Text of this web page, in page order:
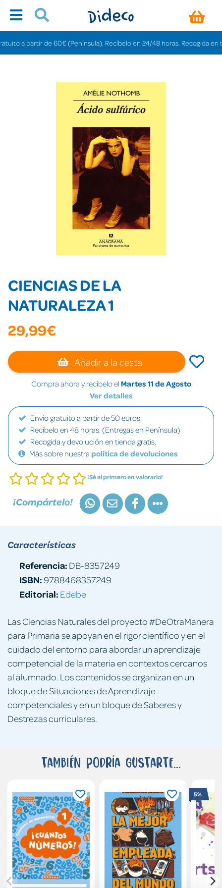
a partir de 60€ (Península). Recíbelo en 24/48 horas. Recogida en
CIENCIAS DE LA
NATURALEZA 1
29,99€
Añadir a la cesta
Compra ahora y recíbelo el Martes 11 de Agosto
Ver detalles
Envío gratuito a partir de 50 euros.
Recíbelo en 48 horas. (Entregas en Península)
Recogida y devolución en tienda gratis.
Más sobre nuestra política de devoluciones
¡Sé el primero en valorarlo!
¡Compártelo!
Las Ciencias Naturales del proyecto #DeOtraManera
para Primaria se apoyan en el rigor científico y en el
cuidado del entorno para abordar un aprendizaje
competencial de la materia en contextos cercanos
al alumnado. Los contenidos se organizan en un
bloque de Situaciones de Aprendizaje
competenciales y en un bloque de Saberes y
Destrezas curriculares.
Características
Referencia: DB-8357249
ISBN:9788468357249
Editorial: Edebe
También podría gustarte...
5%